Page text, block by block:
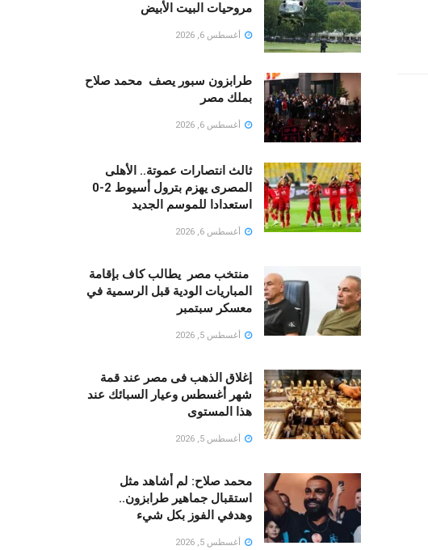
مروحيات البيت الأبيض
أغسطس 6, 2026
طرابزون سبور يصف محمد صلاح
بملك مصر
أغسطس 6, 2026
ثالث انتصارات عموتة.. الأهلى
المصرى يهزم بترول أسيوط 2-0
استعدادا للموسم الجديد
أغسطس 6, 2026
منتخب مصر يطالب كاف بإقامة
المباريات الودية قبل الرسمية في
معسكر سبتمبر
أغسطس 5, 2026
إغلاق الذهب فى مصر عند قمة
شهر أغسطس وعيار السبائك عند
هذا المستوى
أغسطس 5, 2026
محمد صلاح: لم أشاهد مثل
استقبال جماهير طرابزون..
وهدفي الفوز بكل شيء
أغسطس 5, 2026